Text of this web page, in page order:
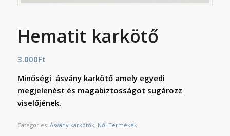
Hematit karkötő
3.000Ft
Minőségi ásvány karkötő amely egyedi
megjelenést és magabiztosságot sugározz
viselőjének.
Categories: Ásvány karkötők, Női Termékek